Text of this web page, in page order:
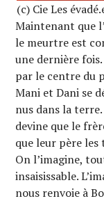
(c) Cie Les
Maintenant que
le meurtre est
une dernière
par le centre du
Mani et Dani se
nus dans la
devine que le
que leur père
On l’imagine,
insaisissable.
nous renvoie à